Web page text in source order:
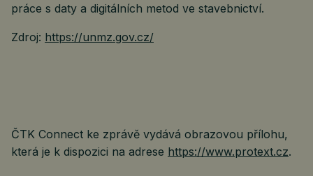
práce s daty a digitálních metod ve stavebnictví.
Zdroj: https://unmz.gov.cz/
ČTK Connect ke zprávě vydává obrazovou přílohu,
která je k dispozici na adrese https://www.protext.cz.